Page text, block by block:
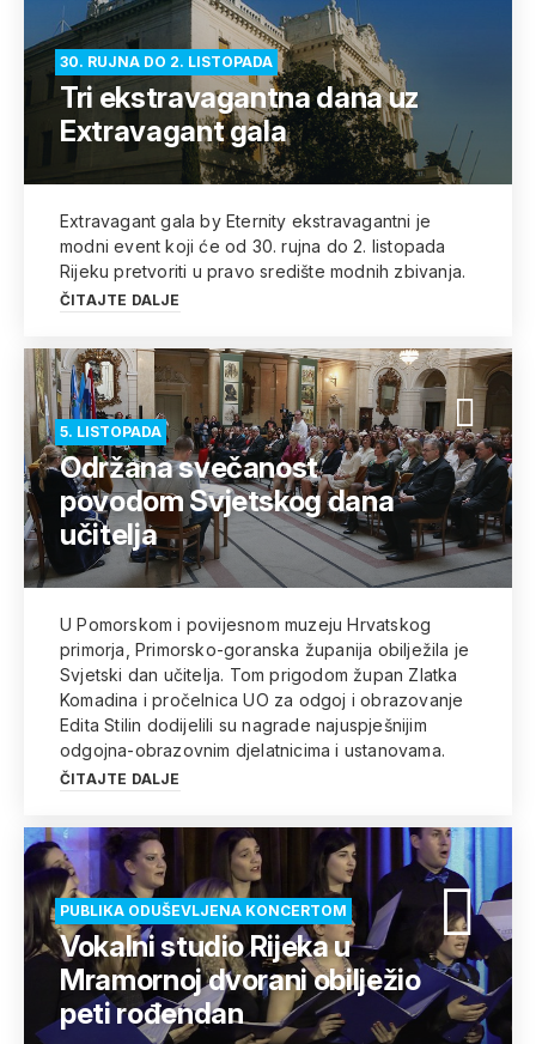
30. RUJNA DO 2. LISTOPADA
Tri ekstravagantna dana uz
Extravagant gala
Extravagant gala by Eternity ekstravagantni je
modni event koji će od 30. rujna do 2. listopada
Rijeku pretvoriti u pravo središte modnih zbivanja.
ČITAJTE DALJE
5. LISTOPADA
Održana svečanost
povodom Svjetskog dana
učitelja
U Pomorskom i povijesnom muzeju Hrvatskog
primorja, Primorsko-goranska županija obilježila je
Svjetski dan učitelja. Tom prigodom župan Zlatka
Komadina i pročelnica UO za odgoj i obrazovanje
Edita Stilin dodijelili su nagrade najuspješnijim
odgojna-obrazovnim djelatnicima i ustanovama.
ČITAJTE DALJE
PUBLIKA ODUŠEVLJENA KONCERTOM
Vokalni studio Rijeka u
Mramornoj dvorani obilježio
peti rođendan